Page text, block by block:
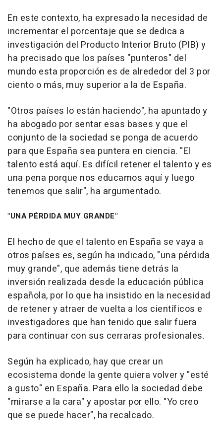
En este contexto, ha expresado la necesidad de
incrementar el porcentaje que se dedica a
investigación del Producto Interior Bruto (PIB) y
ha precisado que los países "punteros" del
mundo esta proporción es de alrededor del 3 por
ciento o más, muy superior a la de España.
"Otros países lo están haciendo", ha apuntado y
ha abogado por sentar esas bases y que el
conjunto de la sociedad se ponga de acuerdo
para que España sea puntera en ciencia. "El
talento está aquí. Es difícil retener el talento y es
una pena porque nos educamos aquí y luego
tenemos que salir", ha argumentado.
"UNA PÉRDIDA MUY GRANDE"
El hecho de que el talento en España se vaya a
otros países es, según ha indicado, "una pérdida
muy grande", que además tiene detrás la
inversión realizada desde la educación pública
española, por lo que ha insistido en la necesidad
de retener y atraer de vuelta a los científicos e
investigadores que han tenido que salir fuera
para continuar con sus cerraras profesionales.
Según ha explicado, hay que crear un
ecosistema donde la gente quiera volver y "esté
a gusto" en España. Para ello la sociedad debe
"mirarse a la cara" y apostar por ello. "Yo creo
que se puede hacer", ha recalcado.